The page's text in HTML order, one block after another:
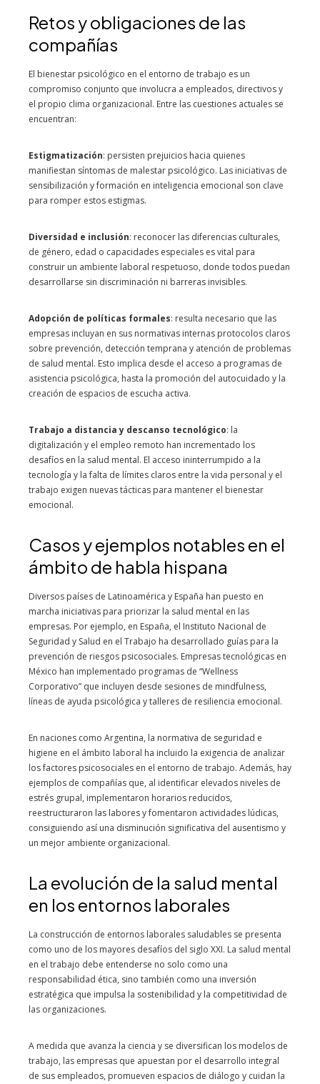
Retos y obligaciones de las
compañías
El bienestar psicológico en el entorno de trabajo es un
compromiso conjunto que involucra a empleados, directivos y
el propio clima organizacional. Entre las cuestiones actuales se
encuentran:
Estigmatización: persisten prejuicios hacia quienes
manifiestan síntomas de malestar psicológico. Las iniciativas de
sensibilización y formación en inteligencia emocional son clave
para romper estos estigmas.
Diversidad e inclusión: reconocer las diferencias culturales,
de género, edad o capacidades especiales es vital para
construir un ambiente laboral respetuoso, donde todos puedan
desarrollarse sin discriminación ni barreras invisibles.
Adopción de políticas formales: resulta necesario que las
empresas incluyan en sus normativas internas protocolos claros
sobre prevención, detección temprana y atención de problemas
de salud mental. Esto implica desde el acceso a programas de
asistencia psicológica, hasta la promoción del autocuidado y la
creación de espacios de escucha activa.
Trabajo a distancia y descanso tecnológico: la
digitalización y el empleo remoto han incrementado los
desafíos en la salud mental. El acceso ininterrumpido a la
tecnología y la falta de límites claros entre la vida personal y el
trabajo exigen nuevas tácticas para mantener el bienestar
emocional.
Casos y ejemplos notables en el
ámbito de habla hispana
Diversos países de Latinoamérica y España han puesto en
marcha iniciativas para priorizar la salud mental en las
empresas. Por ejemplo, en España, el Instituto Nacional de
Seguridad y Salud en el Trabajo ha desarrollado guías para la
prevención de riesgos psicosociales. Empresas tecnológicas en
México han implementado programas de “Wellness
Corporativo” que incluyen desde sesiones de mindfulness,
líneas de ayuda psicológica y talleres de resiliencia emocional.
En naciones como Argentina, la normativa de seguridad e
higiene en el ámbito laboral ha incluido la exigencia de analizar
los factores psicosociales en el entorno de trabajo. Además, hay
ejemplos de compañías que, al identificar elevados niveles de
estrés grupal, implementaron horarios reducidos,
reestructuraron las labores y fomentaron actividades lúdicas,
consiguiendo así una disminución significativa del ausentismo y
un mejor ambiente organizacional.
La evolución de la salud mental
en los entornos laborales
La construcción de entornos laborales saludables se presenta
como uno de los mayores desafíos del siglo XXI. La salud mental
en el trabajo debe entenderse no solo como una
responsabilidad ética, sino también como una inversión
estratégica que impulsa la sostenibilidad y la competitividad de
las organizaciones.
A medida que avanza la ciencia y se diversifican los modelos de
trabajo, las empresas que apuestan por el desarrollo integral
de sus empleados, promueven espacios de diálogo y cuidan la